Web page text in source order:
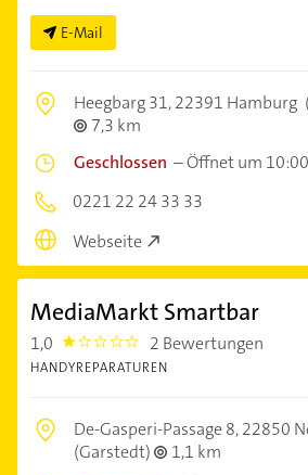
E-Mail
Heegbarg 31,22391 Hamburg
7,3 km
Geschlossen –Öffnet um 10:00
0221 22 24 33 33
Webseite
MediaMarkt Smartbar
1,0 1.0 2 Bewertungen
HANDYREPARATUREN
De-Gasperi-Passage 8,22850
(Garstedt)
1,1 km